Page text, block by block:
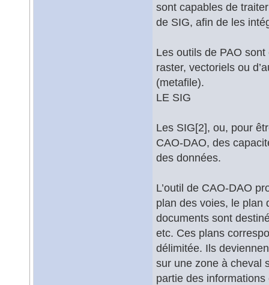
sont capables de
de SIG, afin de les
Les outils de PAO
raster, vectoriels ou
(metafile).
LE SIG
Les SIG[2], ou, pour
CAO-DAO, des
des données.
L’outil de CAO-DAO
plan des voies, le plan
documents sont
etc. Ces plans
délimitée. Ils
sur une zone à cheval
partie des